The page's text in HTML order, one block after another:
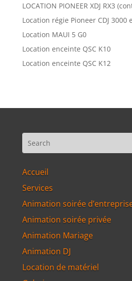
LOCATION PIONEER XDJ RX3
Location régie Pioneer CDJ 3000
Location MAUI 5 G0
Location enceinte QSC K10
Location enceinte QSC K12
Accueil
Services
Animation soirée
Animation soirée privée
Animation Mariage
Animation DJ
Location de matériel